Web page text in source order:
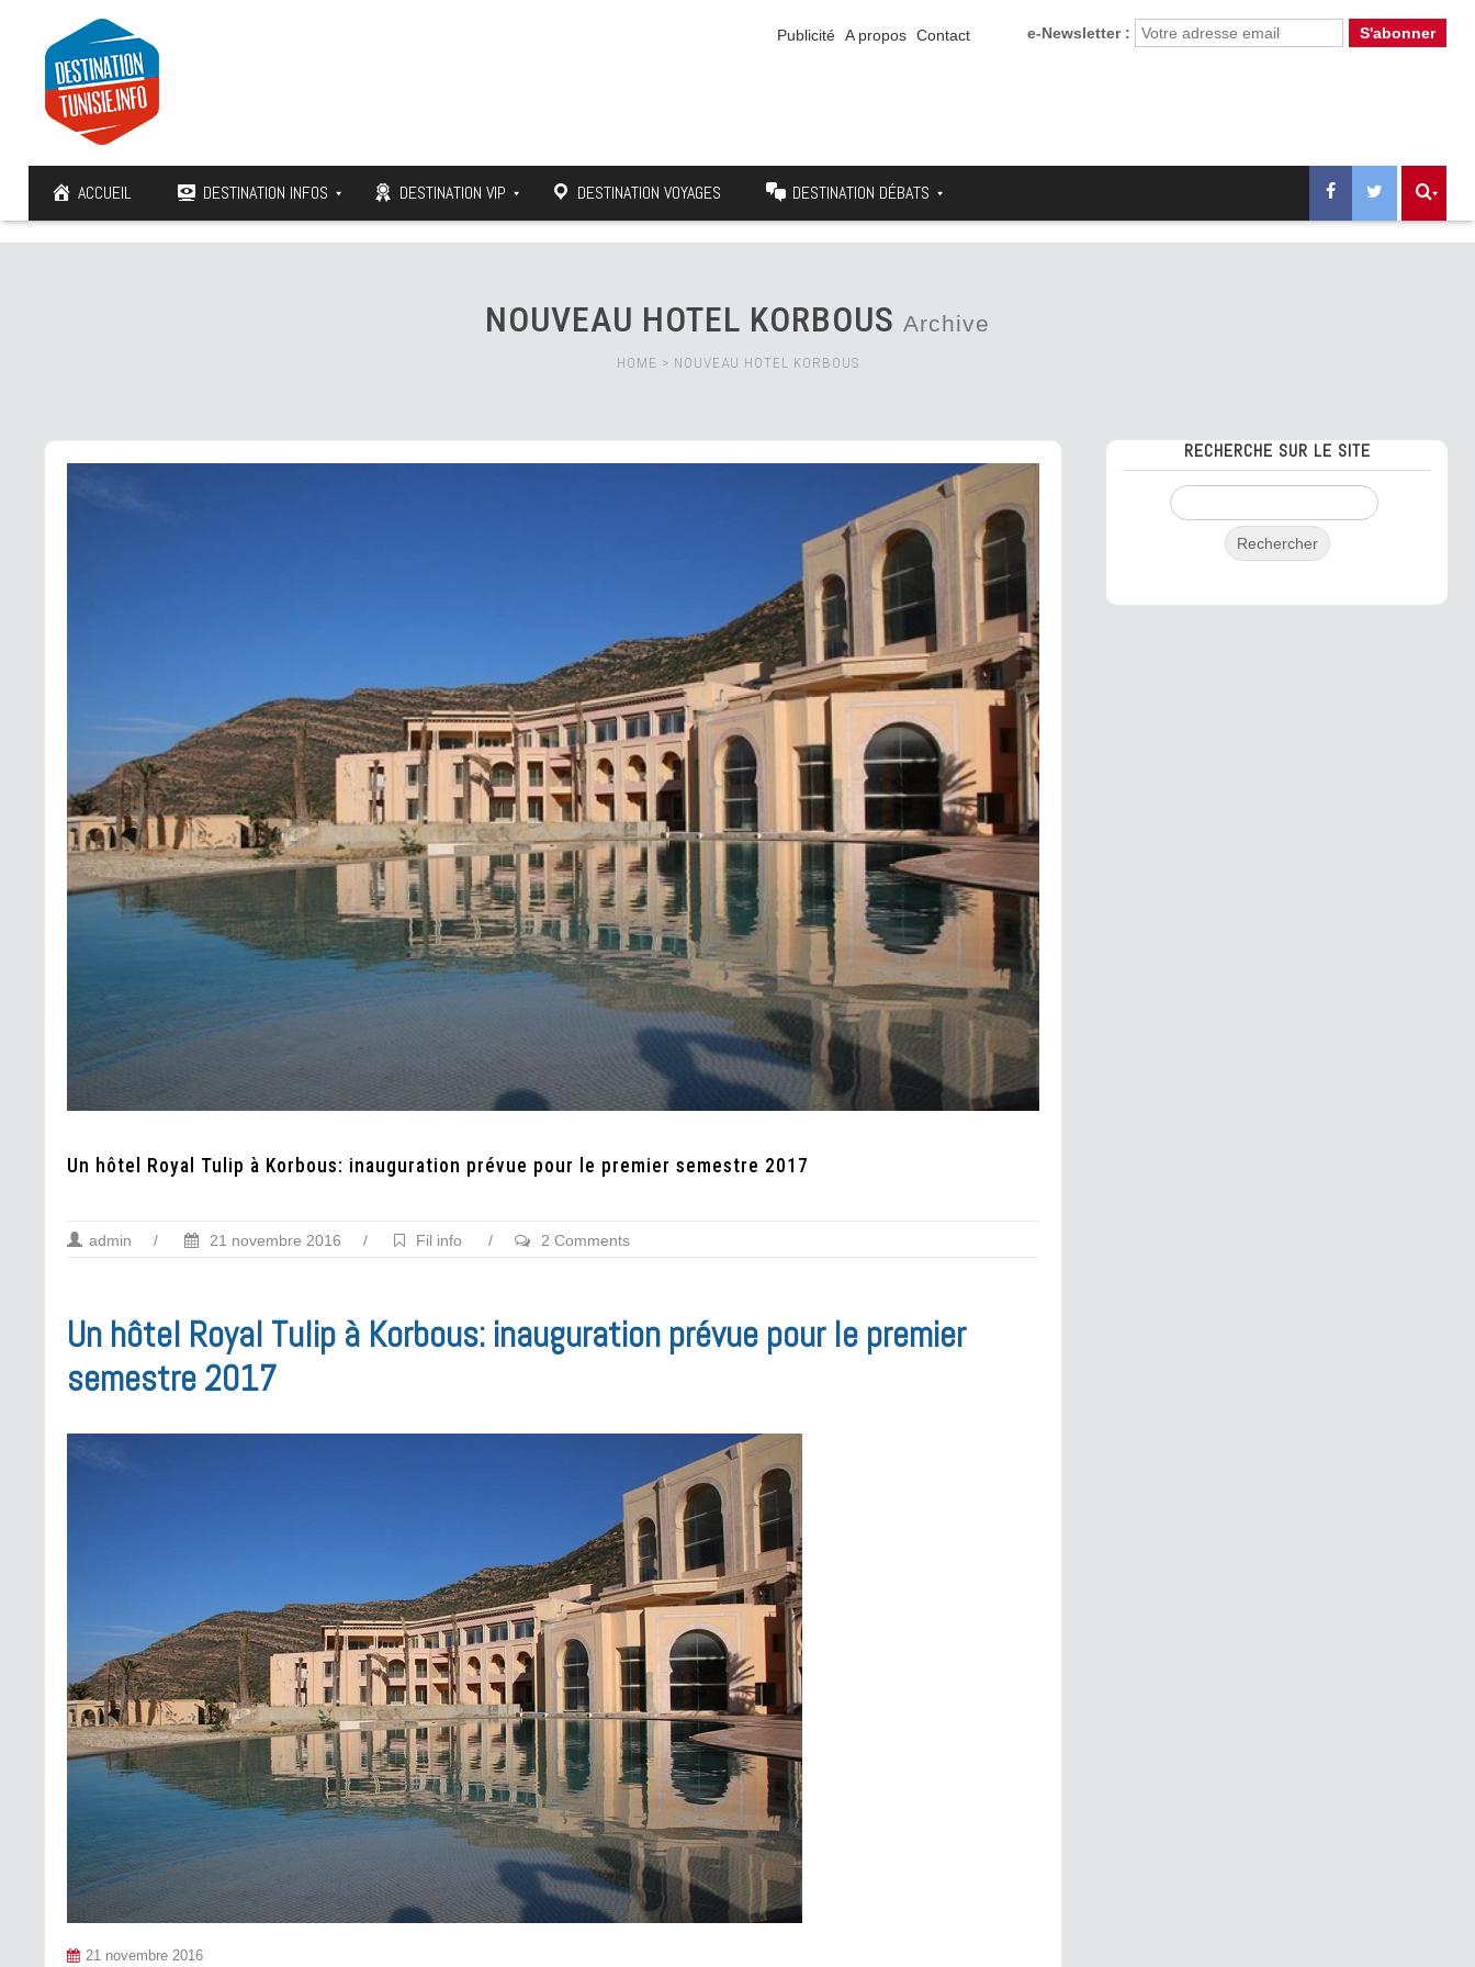
e-Newsletter :
Publicité A propos Contact
ACCUEIL DESTINATION INFOS DESTINATION VIP DESTINATION VOYAGES DESTINATION DÉBATS
NOUVEAU HOTEL KORBOUS Archive
HOME > NOUVEAU HOTEL KORBOUS
Un hôtel Royal Tulip à Korbous: inauguration prévue pour le premier semestre 2017
admin / 21 novembre 2016 / Fil info / 2 Comments
Un hôtel Royal Tulip à Korbous: inauguration prévue pour le premier
semestre 2017
21 novembre 2016
RECHERCHE SUR LE SITE